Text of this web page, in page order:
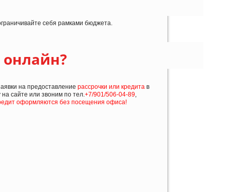
себя рамками бюджета.
онлайн?
на предоставление рассрочки или кредита в
сайте или звоним по тел.+7/901/506-04-89,
оформляются без посещения офиса!